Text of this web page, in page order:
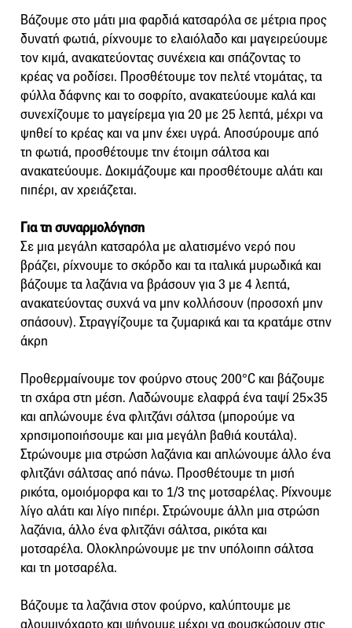
Βάζουμε στο μάτι μια φαρδιά κατσαρόλα σε μέτρια προς
δυνατή φωτιά, ρίχνουμε το ελαιόλαδο και μαγειρεύουμε
τον κιμά, ανακατεύοντας συνέχεια και σπάζοντας το
κρέας να ροδίσει. Προσθέτουμε τον πελτέ ντομάτας, τα
φύλλα δάφνης και το σοφρίτο, ανακατεύουμε καλά και
συνεχίζουμε το μαγείρεμα για 20 με 25 λεπτά, μέχρι να
ψηθεί το κρέας και να μην έχει υγρά. Αποσύρουμε από
τη φωτιά, προσθέτουμε την έτοιμη σάλτσα και
ανακατεύουμε. Δοκιμάζουμε και προσθέτουμε αλάτι και
πιπέρι, αν χρειάζεται.
Για τη συναρμολόγηση
Σε μια μεγάλη κατσαρόλα με αλατισμένο νερό που
βράζει, ρίχνουμε το σκόρδο και τα ιταλικά μυρωδικά και
βάζουμε τα λαζάνια να βράσουν για 3 με 4 λεπτά,
ανακατεύοντας συχνά να μην κολλήσουν (προσοχή μην
σπάσουν). Στραγγίζουμε τα ζυμαρικά και τα κρατάμε στην
άκρη
Προθερμαίνουμε τον φούρνο στους 200°C και βάζουμε
τη σχάρα στη μέση. Λαδώνουμε ελαφρά ένα ταψί 25×35
και απλώνουμε ένα φλιτζάνι σάλτσα (μπορούμε να
χρησιμοποιήσουμε και μια μεγάλη βαθιά κουτάλα).
Στρώνουμε μια στρώση λαζάνια και απλώνουμε άλλο ένα
φλιτζάνι σάλτσας από πάνω. Προσθέτουμε τη μισή
ρικότα, ομοιόμορφα και το 1/3 της μοτσαρέλας. Ρίχνουμε
λίγο αλάτι και λίγο πιπέρι. Στρώνουμε άλλη μια στρώση
λαζάνια, άλλο ένα φλιτζάνι σάλτσα, ρικότα και
μοτσαρέλα. Ολοκληρώνουμε με την υπόλοιπη σάλτσα
και τη μοτσαρέλα.
Βάζουμε τα λαζάνια στον φούρνο, καλύπτουμε με
αλουμινόχαρτο και ψήνουμε μέχρι να φουσκώσουν στις